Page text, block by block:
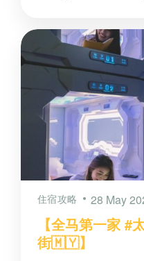
住宿攻略 28 May
【全马第一家 #
街🇲🇾】